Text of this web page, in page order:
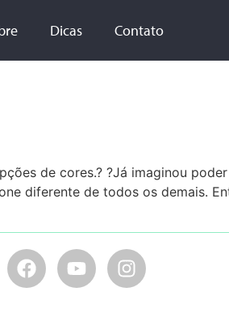
Dicas Contato
de cores.? ?Já imaginou
diferente de todos os demais.